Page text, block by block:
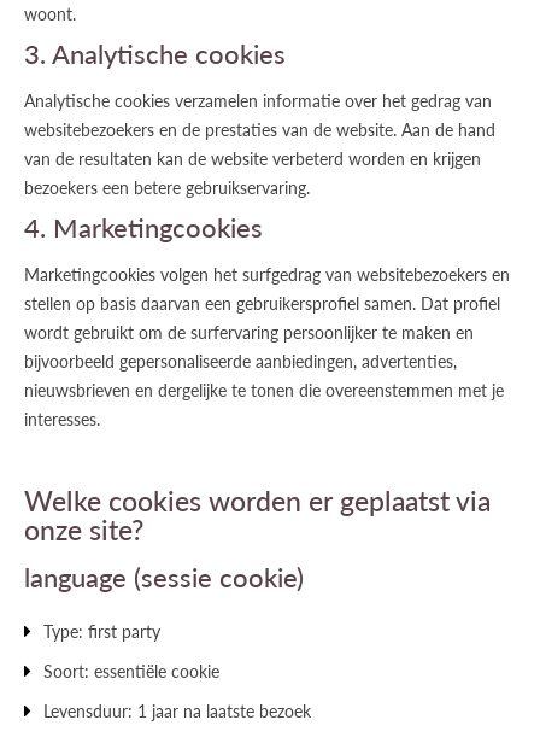
woont.
3. Analytische cookies
Analytische cookies verzamelen informatie over het gedrag van
websitebezoekers en de prestaties van de website. Aan de hand
van de resultaten kan de website verbeterd worden en krijgen
bezoekers een betere gebruikservaring.
4. Marketingcookies
Marketingcookies volgen het surfgedrag van websitebezoekers en
stellen op basis daarvan een gebruikersprofiel samen. Dat profiel
wordt gebruikt om de surfervaring persoonlijker te maken en
bijvoorbeeld gepersonaliseerde aanbiedingen, advertenties,
nieuwsbrieven en dergelijke te tonen die overeenstemmen met je
interesses.
Welke cookies worden er geplaatst via
onze site?
language (sessie cookie)
Type: first party
Soort: essentiële cookie
Levensduur: 1 jaar na laatste bezoek